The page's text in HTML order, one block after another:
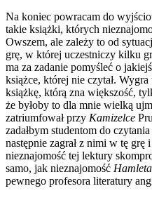
Na koniec powracam do
takie książki, których
Owszem, ale zależy to od
grę, w której uczestniczy kilku
ma za zadanie pomyśleć o
książce, której nie czytał.
książkę, którą zna większość,
że byłoby to dla mnie wielką
zatriumfował przy Kamizelce
zadałbym studentom do czytania
następnie zagrał z nimi w tę grę
nieznajomość tej lektury
samo, jak nieznajomość Hamleta
pewnego profesora literatury